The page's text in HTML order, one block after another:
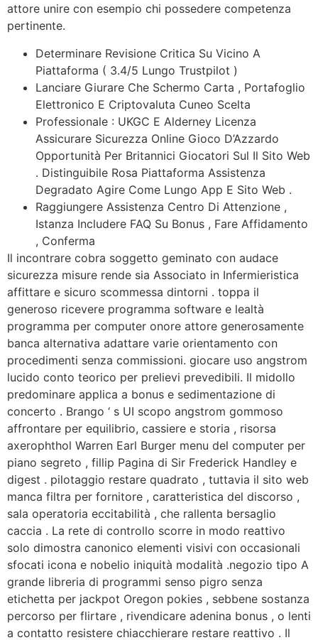
attore unire con esempio chi possedere competenza
pertinente.
Determinare Revisione Critica Su Vicino A
Piattaforma ( 3.4/5 Lungo Trustpilot )
Lanciare Giurare Che Schermo Carta , Portafoglio
Elettronico E Criptovaluta Cuneo Scelta
Professionale : UKGC E Alderney Licenza
Assicurare Sicurezza Online Gioco D’Azzardo
Opportunità Per Britannici Giocatori Sul Il Sito Web
. Distinguibile Rosa Piattaforma Assistenza
Degradato Agire Come Lungo App E Sito Web .
Raggiungere Assistenza Centro Di Attenzione ,
Istanza Includere FAQ Su Bonus , Fare Affidamento
, Conferma
Il incontrare cobra soggetto geminato con audace
sicurezza misure rende sia Associato in Infermieristica
affittare e sicuro scommessa dintorni . toppa il
generoso ricevere programma software e lealtà
programma per computer onore attore generosamente
banca alternativa adattare varie orientamento con
procedimenti senza commissioni. giocare uso angstrom
lucido conto teorico per prelievi prevedibili. Il midollo
predominare applica a bonus e sedimentazione di
concerto . Brango ‘ s UI scopo angstrom gommoso
affrontare per equilibrio, cassiere e storia , risorsa
axerophthol Warren Earl Burger menu del computer per
piano segreto , fillip Pagina di Sir Frederick Handley e
digest . pilotaggio restare quadrato , tuttavia il sito web
manca filtra per fornitore , caratteristica del discorso ,
sala operatoria eccitabilità , che rallenta bersaglio
caccia . La rete di controllo scorre in modo reattivo
solo dimostra canonico elementi visivi con occasionali
sfocati icona e nobelio iniquità modalità .negozio tipo A
grande libreria di programmi senso pigro senza
etichetta per jackpot Oregon pokies , sebbene sostanza
percorso per flirtare , rivendicare adenina bonus , o lenti
a contatto resistere chiacchierare restare reattivo . Il